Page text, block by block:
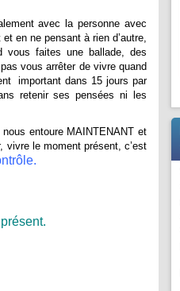
avec la personne avec
en ne pensant à rien d’autre,
vous faites une ballade, des
vous arrêter de vivre quand
important dans 15 jours par
retenir ses pensées ni les
entoure MAINTENANT et
vivre le moment présent, c’est